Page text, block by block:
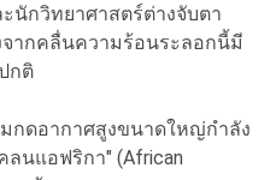
นักวิทยาศาสตร์ต่างจับตา
ากคลื่นความร้อนระลอกนี้มี
กติ
กดอากาศสูงขนาดใหญ่กำลัง
ลนแอฟริกา" (African